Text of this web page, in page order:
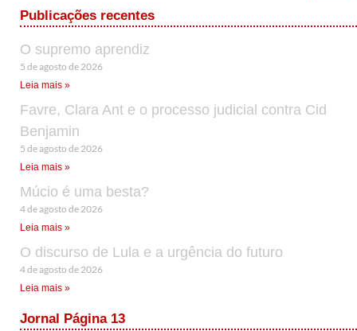
Publicações recentes
O supremo aprendiz
5 de agosto de 2026
Leia mais »
Favre, Clara Ant e o processo judicial contra Cid
Benjamin
5 de agosto de 2026
Leia mais »
Múcio é uma besta?
4 de agosto de 2026
Leia mais »
O discurso de Lula e a urgência do futuro
4 de agosto de 2026
Leia mais »
Jornal Página 13